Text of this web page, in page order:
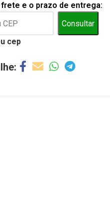
e o prazo de entrega:
Consultar
cep